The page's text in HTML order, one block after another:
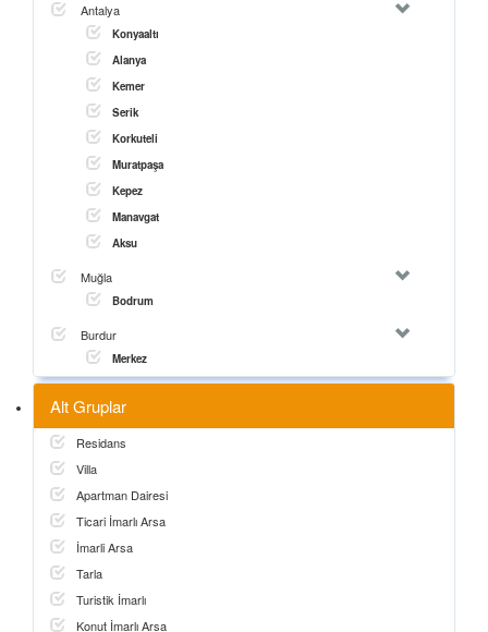
Antalya
Konyaaltı
Alanya
Kemer
Serik
Korkuteli
Muratpaşa
Kepez
Manavgat
Aksu
Muğla
Bodrum
Burdur
Merkez
Alt Gruplar
Residans
Villa
Apartman Dairesi
Ticari İmarlı Arsa
İmarli Arsa
Tarla
Turistik İmarlı
Konut İmarlı Arsa